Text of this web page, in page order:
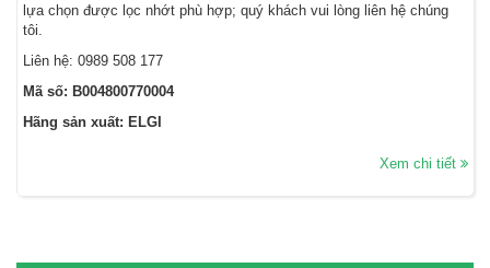
lựa chọn được lọc nhớt phù hợp; quý khách vui lòng liên hệ chúng
tôi.
Liên hệ: 0989 508 177
Mã số: B004800770004
Hãng sản xuất: ELGI
Xem chi tiết